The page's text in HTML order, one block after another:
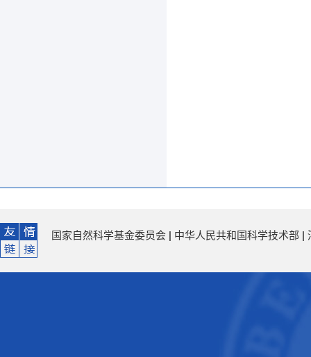
国家自然科学基金委员会 | 中华人民共和国科学技术部 |